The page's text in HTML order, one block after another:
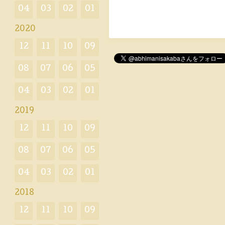
04 03 02 01
2020
12 11 10 09
08 07 06 05
04 03 02 01
2019
12 11 10 09
08 07 06 05
04 03 02 01
2018
12 11 10 09